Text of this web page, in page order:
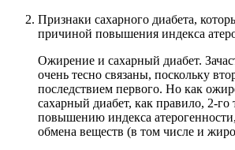
Признаки сахарного диабета,
причиной повышения индекса
Ожирение и сахарный диабет.
очень тесно связаны, поскольку
последствием первого. Но как
сахарный диабет, как правило, 2-го
повышению индекса
обмена веществ (в том числе и